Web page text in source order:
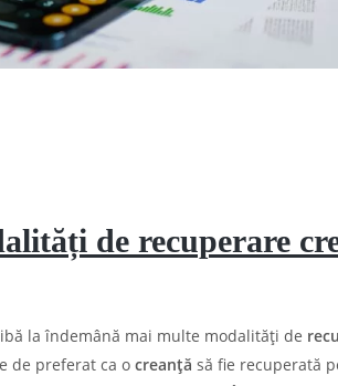
de recuperare
la îndemână mai multe modalități de
de preferat ca o creanță să fie recuperată